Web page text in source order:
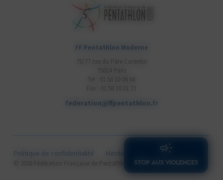
STOP AUX VIOLENCES
FF Pentathlon Moderne
federation@ffpentathlon.fr
Politique de confidentialité Mentions légales Cookies
© 2026 Fédération Française de Pentathlon Moderne .Cithea.com